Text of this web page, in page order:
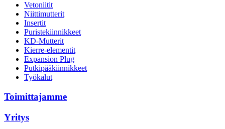
Vetoniitit
Niittimutterit
Insertit
Puristekiinnikkeet
KD-Mutterit
Kierre-elementit
Expansion Plug
Putkipääkiinnikkeet
Työkalut
Toimittajamme
Yritys